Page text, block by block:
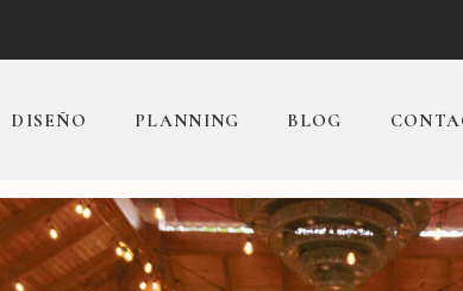
DISEÑO PLANNING BLOG